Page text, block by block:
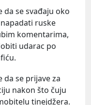
se svađaju oko
ruske
komentarima,
udarac po
se prijave za
nakon što čuju
tinejdžera.